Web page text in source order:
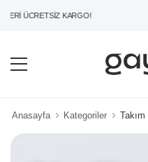
ÜCRETSİZ KARGO!
Anasayfa Kategoriler